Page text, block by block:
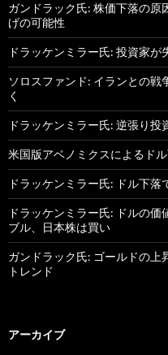
ガンドラック氏: 株価下落の原
げの可能性
ドラッケンミラー氏: 投資家
ソロスファンド: イランとの
く
ドラッケンミラー氏: 逆張り
米国版アベノミクスによるド
ドラッケンミラー氏: ドル下
ドラッケンミラー氏: ドルの
ブル、日本株は買い
ガンドラック氏: ゴールドの上
トレンド
アーカイブ